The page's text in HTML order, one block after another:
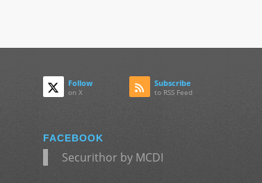
Follow
on X
Subscribe
to RSS Feed
FACEBOOK
Securithor by MCDI